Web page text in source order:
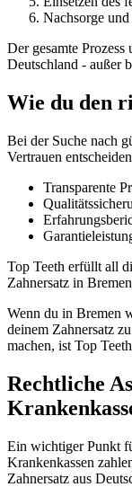
Nachsorge
Der gesamte
Deutschland - außer
Wie du den
Bei der Suche nach
Vertrauen
Transparente
Top Teeth erfüllt all
Zahnersatz in
Wenn du in Bremen
deinem Zahnersatz
machen, ist Top
Rechtliche
Ein wichtiger Punkt
Krankenkassen
Zahnersatz aus